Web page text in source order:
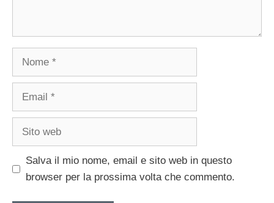
Nome
Email
Sito
Salva il mio nome, email e sito web in questo
browser per la prossima volta che commento.